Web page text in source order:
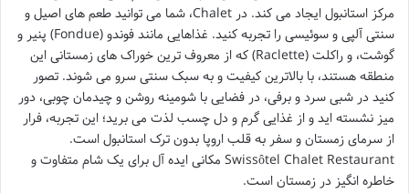
مرکز استانبول ایجاد می کند. در Chalet، شما می توانید طعم های اصیل و
سنتی آلپی و سوئیسی را تجربه کنید. غذاهایی مانند فوندو (Fondue) پنیر و
گوشت، و راکلت (Raclette) که از معروف ترین خوراک های زمستانی این
منطقه هستند، با بالاترین کیفیت و به سبک سنتی سرو می شوند. تصور
کنید در شبی سرد و برفی، در فضایی با شومینه روشن و چیدمان چوبی، دور
میز نشسته اید و از غذایی گرم و دل چسب لذت می برید؛ این تجربه، فرار
از سرمای زمستان و سفر به قلب اروپا بدون ترک استانبول است.
Swissôtel Chalet Restaurant مکانی ایده آل برای یک شام متفاوت و
خاطره انگیز در زمستان است.